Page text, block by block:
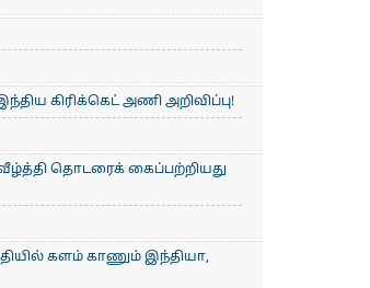
கிரிக்கெட் அணி அறிவிப்பு!
தொடரைக் கைப்பற்றியது
களம் காணும் இந்தியா,